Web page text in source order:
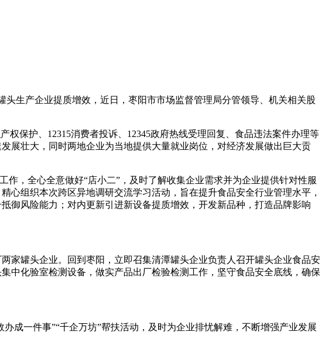
生产企业提质增效，近日，枣阳市市场监督管理局分管领导、机关相关股
保护、12315消费者投诉、12345政府热线受理回复、食品违法案件办理等
展壮大，同时两地企业为当地提供大量就业岗位，对经济发展做出巨大贡
，全心全意做好“店小二”，及时了解收集企业需求并为企业提供针对性服
组织本次跨区异地调研交流学习活动，旨在提升食品安全行业管理水平，
御风险能力；对内更新引进新设备提质增效，开发新品种，打造品牌影响
罐头企业。回到枣阳，立即召集清潭罐头企业负责人召开罐头企业食品安
中化验室检测设备，做实产品出厂检验检测工作，坚守食品安全底线，确保
一件事”“千企万坊”帮扶活动，及时为企业排忧解难，不断增强产业发展